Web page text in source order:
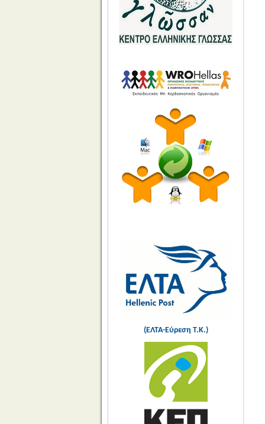
(ΕΛΤΑ-Εύρεση Τ.Κ.)